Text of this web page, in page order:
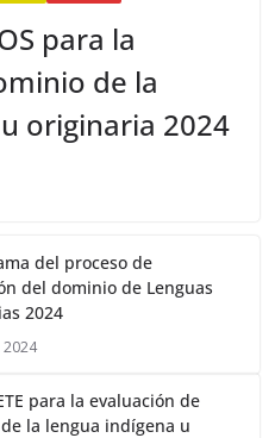
para la
de la
originaria 2024
del proceso de
del dominio de Lenguas
2024
2024
para la evaluación de
la lengua indígena u